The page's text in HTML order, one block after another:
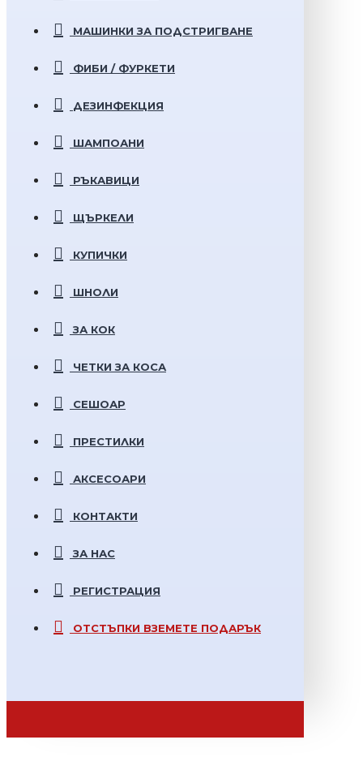
МАШИНКИ ЗА ПОДСТРИГВАНЕ
ФИБИ / ФУРКЕТИ
ДЕЗИНФЕКЦИЯ
ШАМПОАНИ
РЪКАВИЦИ
ЩЪРКЕЛИ
КУПИЧКИ
ШНОЛИ
ЗА КОК
ЧЕТКИ ЗА КОСА
СЕШОАР
ПРЕСТИЛКИ
АКСЕСОАРИ
КОНТАКТИ
ЗА НАС
РЕГИСТРАЦИЯ
ОТСТЪПКИ ВЗЕМЕТЕ ПОДАРЪК